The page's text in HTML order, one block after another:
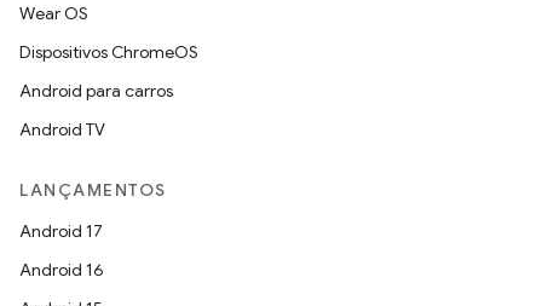
Wear OS
Dispositivos ChromeOS
Android para carros
Android TV
LANÇAMENTOS
Android 17
Android 16